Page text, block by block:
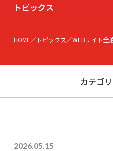
トピックス
HOME トピックス WEBサイト全
カテゴ
2026.05.15